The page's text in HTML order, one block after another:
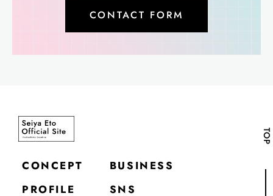
CONTACT FORM
CONCEPT
PROFILE
BUSINESS
SNS
TOP